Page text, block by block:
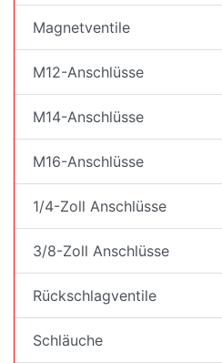
Magnetventile
M12-Anschlüsse
M14-Anschlüsse
M16-Anschlüsse
1/4-Zoll Anschlüsse
3/8-Zoll Anschlüsse
Rückschlagventile
Schläuche